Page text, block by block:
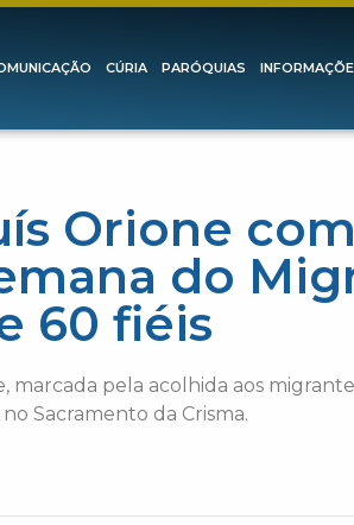
CÚRIA PARÓQUIAS
Orione
do
60 fiéis
pela acolhida aos
Sacramento da Crisma.